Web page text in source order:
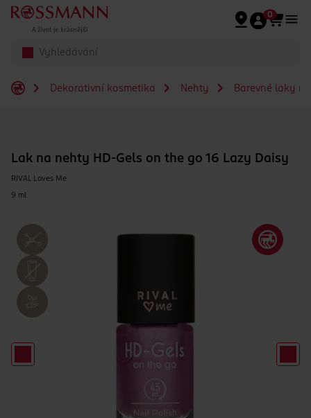
Přeskočit na hlavmní obsah
0
Dekorativní kosmetika Nehty Barevné laky
Lak na nehty HD-Gels on the go 16 Lazy Daisy
RIVAL Loves Me
9 ml